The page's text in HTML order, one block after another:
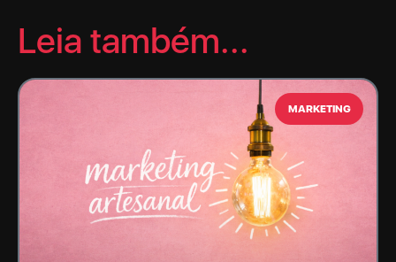
Leia também...
MARKETING